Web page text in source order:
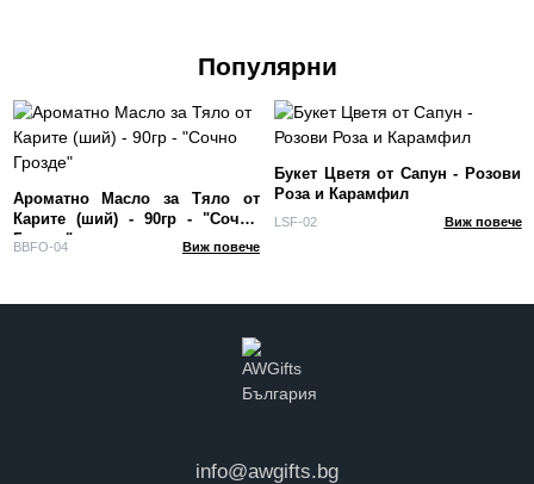
Популярни
Ароматно Масло за Тяло от
Карите (ший) - 90гр - "Сочно
Грозде"
BBFO-04 Виж повече
Букет Цветя от Сапун - Розови
Роза и Карамфил
LSF-02 Виж повече
info@awgifts.bg